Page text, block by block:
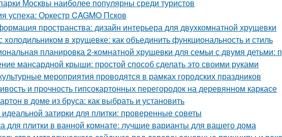
Москвы наиболее популярны среди туристов
успеха: Оркестр CAGMO Псков
пространства: дизайн интерьера для двухкомнатной хрущевки
холодильником в хрущевке: как объединить функциональность и стиль
планировка 2-комнатной хрущевки для семьи с двумя детьми:
мансардной крыши: простой способ сделать это своими руками
мероприятия проводятся в рамках городских праздников
и прочность гипсокартонных перегородок на деревянном каркасе
в доме из бруса: как выбрать и установить
затирки для плитки: проверенные советы
для плитки в ванной комнате: лучшие варианты для вашего дома